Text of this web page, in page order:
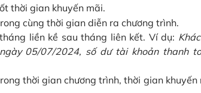
thời gian khuyến mãi.
cùng thời gian diễn ra chương trình.
liền kề sau tháng liên kết. Ví dụ:
05/07/2024, số dư tài khoản thanh
thời gian chương trình, thời gian